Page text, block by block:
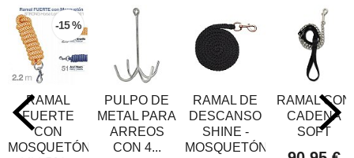
-15 %
RAMAL
FUERTE
CON
MOSQUETÓN
PULPO DE
METAL PARA
ARREOS
CON 4...
RAMAL DE
DESCANSO
SHINE -
MOSQUETÓN...
RAMAL CON
CADENA
SOFT